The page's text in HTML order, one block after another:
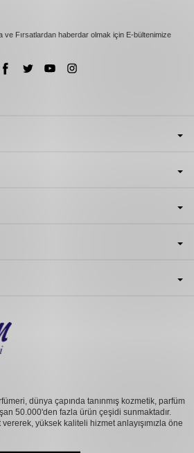
ve Fırsatlardan haberdar olmak için E-bültenimize
dünya çapında tanınmış kozmetik, parfüm
50.000'den fazla ürün çeşidi sunmaktadır.
yüksek kaliteli hizmet anlayışımızla öne